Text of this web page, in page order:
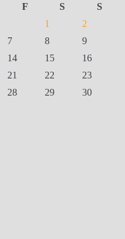
F S
S
1
2
7 8
9
14 15
16
21 22
23
28 29
30